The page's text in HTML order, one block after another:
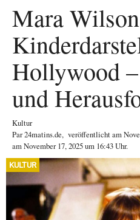
Mara
Hollywood
und
Kultur
Par24matins.de, veröffentlicht am
am November 17, 2025 um 16:43 Uhr.
KULTUR